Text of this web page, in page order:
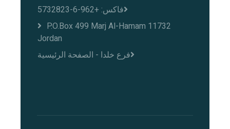
فاكس: +962-6-5732823
P.O.Box 499 Marj Al-Hamam 11732
Jordan
فرع خلدا - الصفحة الرئيسية